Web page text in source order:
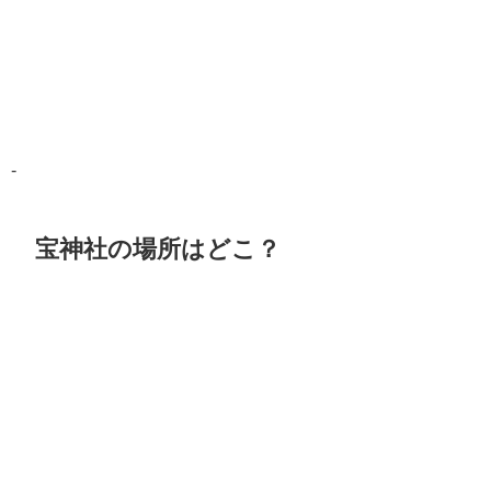
-
宝神社の場所はどこ？